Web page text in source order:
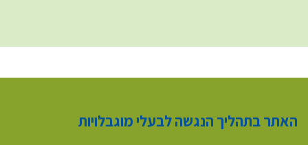
האתר בתהליך הנגשה לבעלי מוגבלויות